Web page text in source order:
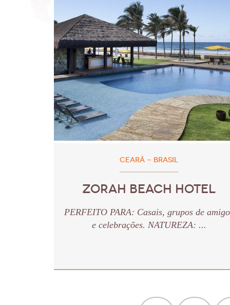
CEARÁ - BRASIL
ZORAH BEACH HOTEL
PERFEITO PARA: Casais, grupos de
e celebrações. NATUREZA: ...